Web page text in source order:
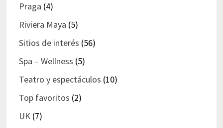
Praga (4)
Riviera Maya (5)
Sitios de interés (56)
Spa – Wellness (5)
Teatro y espectáculos (10)
Top favoritos (2)
UK(7)